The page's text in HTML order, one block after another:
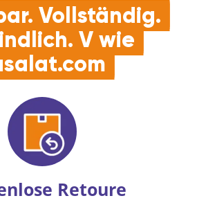
Vollständig.
V wie
Retoure